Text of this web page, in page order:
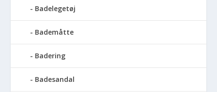
Badelegetøj
Bademåtte
Badering
Badesandal